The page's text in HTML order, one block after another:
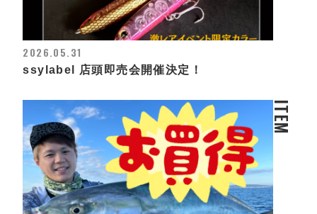
2026.05.31
ssylabel 店頭即売会開催決定！
ITEM